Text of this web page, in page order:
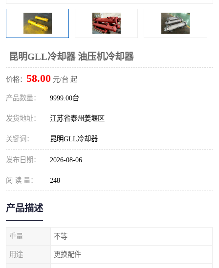
昆明GLL冷却器 油压机冷却器
价格： 58.00 元/台 起
产品数量： 9999.00台
发货地址： 江苏省泰州姜堰区
关键词： 昆明GLL冷却器
发布日期： 2026-08-06
阅 读 量： 248
产品描述
重量 不等
用途 更换配件